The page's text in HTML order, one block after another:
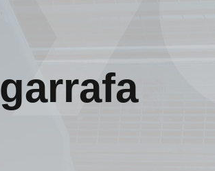
garrafa